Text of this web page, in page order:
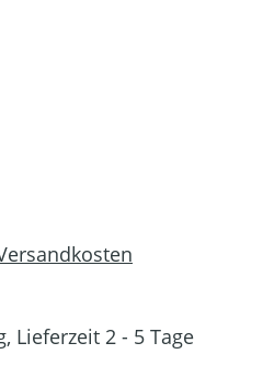
Lieferzeit 2 - 5 Tage